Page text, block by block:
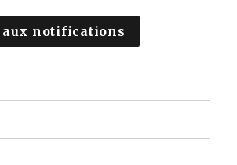
aux notifications